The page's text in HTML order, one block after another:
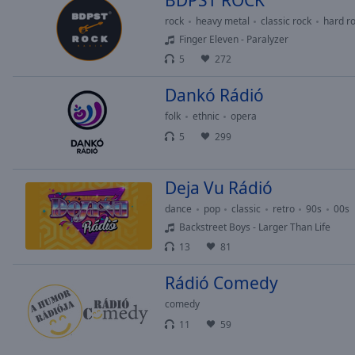
rock heavy metal classic rock
hard
Finger Eleven - Paralyzer
5
272
Dankó Rádió
folk ethnic
opera
5
299
Deja Vu Rádió
dance pop classic retro 90s
00s
Backstreet Boys - Larger Than Life
13
81
Rádió Comedy
comedy
11
59